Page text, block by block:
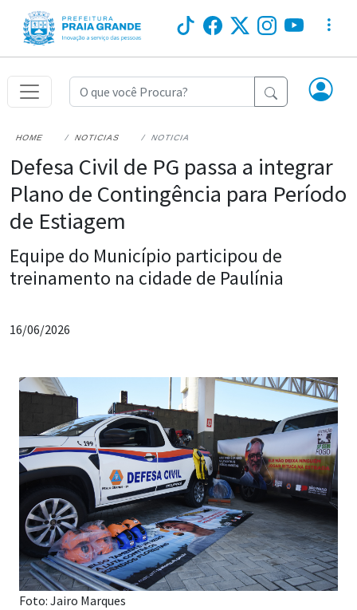
HOME NOTICIAS NOTICIA
Defesa Civil de PG passa a integrar
Plano de Contingência para Período
de Estiagem
Equipe do Município participou de
treinamento na cidade de Paulínia
16/06/2026
Foto: Jairo Marques